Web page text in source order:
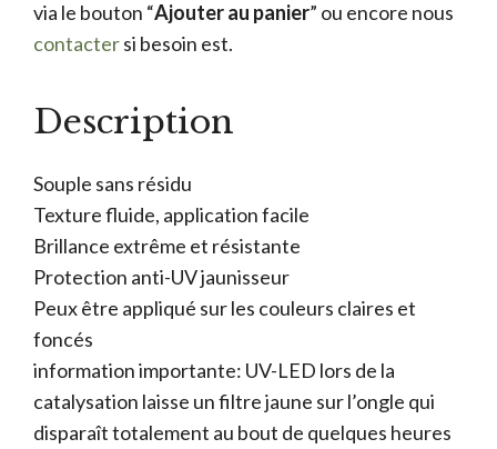
via le bouton “Ajouter au panier” ou encore nous
contactersi besoin est.
Description
Souple sans résidu
Texture fluide, application facile
Brillance extrême et résistante
Protection anti-UV jaunisseur
Peux être appliqué sur les couleurs claires et
foncés
information importante: UV-LED lors de la
catalysation laisse un filtre jaune sur l’ongle qui
disparaît totalement au bout de quelques heures